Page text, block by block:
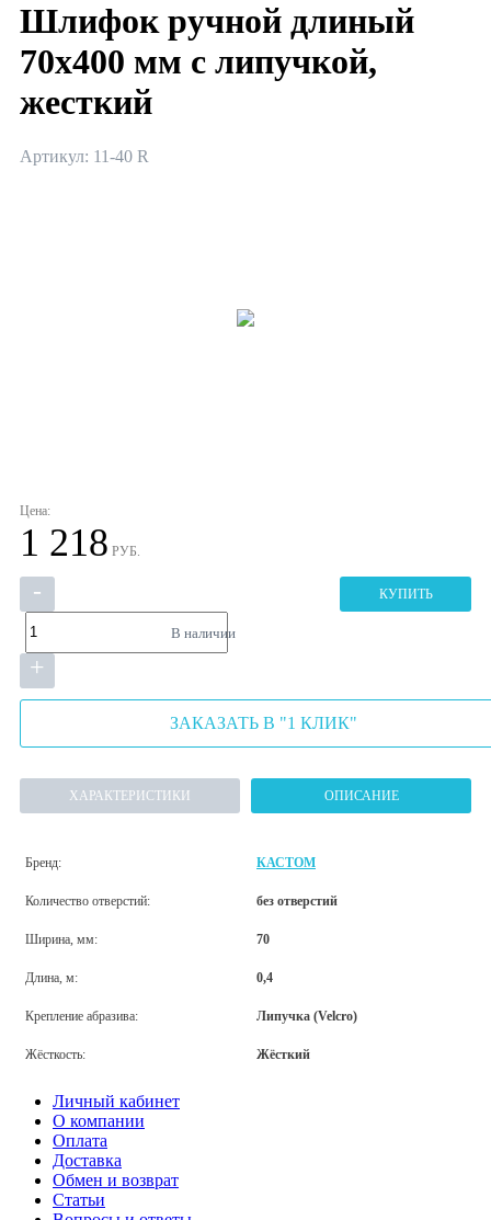
Шлифок ручной длиный
70х400 мм с липучкой,
жесткий
Артикул: 11-40 R
Цена:
1 218 РУБ.
-
+
КУПИТЬ
В наличии
ЗАКАЗАТЬ В "1 КЛИК"
ХАРАКТЕРИСТИКИ ОПИСАНИЕ
Бренд: КАСТОМ
Количество отверстий: без отверстий
Ширина, мм: 70
Длина, м: 0,4
Крепление абразива: Липучка (Velcro)
Жёсткость: Жёсткий
Личный кабинет
О компании
Оплата
Доставка
Обмен и возврат
Статьи